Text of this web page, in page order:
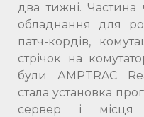
два тижні. Частина
обладнання для
патч-кордів,
стрічок на
були АМРTRAC
стала установка
сервер і місця